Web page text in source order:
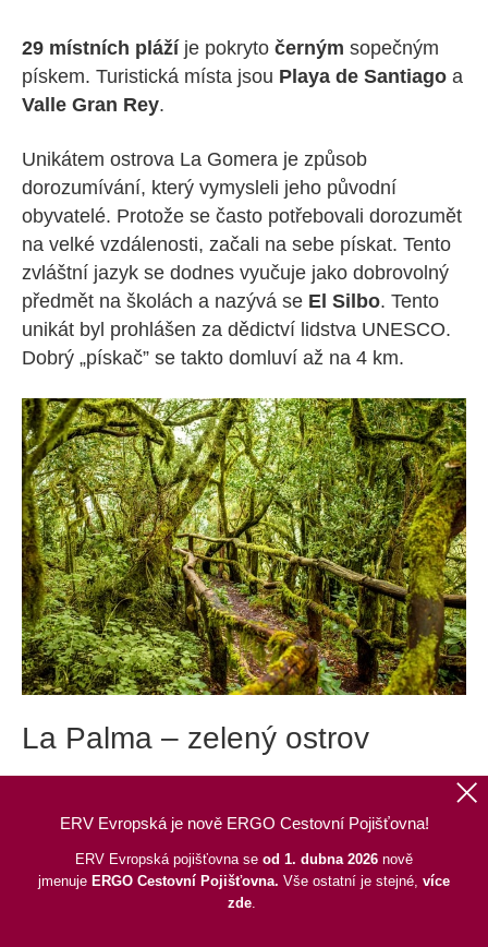
ERV Evropská je nově ERGO Cestovní Pojišťovna!
ERV Evropská pojišťovna se od 1. dubna 2026 nově
jmenuje ERGO Cestovní Pojišťovna. Vše ostatní je stejné, více
zde.
29 místních plážíje pokryto černým sopečným
pískem. Turistická místa jsou Playa de Santiago a
Valle Gran Rey.
Unikátem ostrova La Gomera je způsob
dorozumívání, který vymysleli jeho původní
obyvatelé. Protože se často potřebovali dorozumět
na velké vzdálenosti, začali na sebe pískat. Tento
zvláštní jazyk se dodnes vyučuje jako dobrovolný
předmět na školách a nazývá se El Silbo. Tento
unikát byl prohlášen za dědictví lidstva UNESCO.
Dobrý „pískač” se takto domluví až na 4 km.
La Palma – zelený ostrov
světě. Můžete tam vyrazit na klasickou lenošivou
„koupací“ dovolenou, ale věřte, že dříve nebo
později vyměníte žabky za pořádné boty a